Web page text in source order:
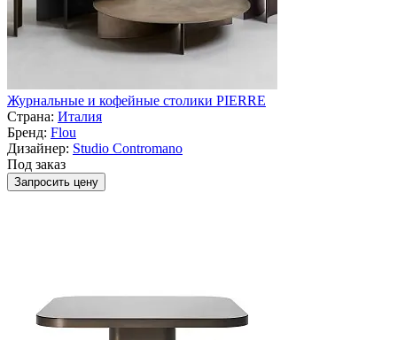
Журнальные и кофейные столики PIERRE
Страна: Италия
Бренд: Flou
Дизайнер: Studio Contromano
Под заказ
Запросить цену